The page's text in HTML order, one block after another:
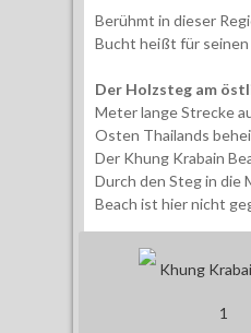
Berühmt in dieser
Bucht heißt für
Der Holzsteg am
Meter lange Strecke
Osten Thailands
Der Khung Krabain
Durch den Steg in die
Beach ist hier nicht